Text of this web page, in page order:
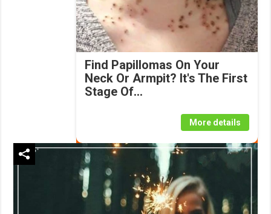
Find Papillomas On Your
Neck Or Armpit? It's The First
Stage Of...
More details